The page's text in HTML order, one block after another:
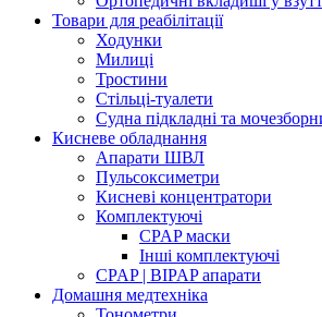
Товари для реабілітації
Ходунки
Милиці
Тростини
Стільці-туалети
Судна підкладні та
Кисневе обладнання
Апарати ШВЛ
Пульсоксиметри
Кисневі концентратори
Комплектуючі
CPAP маски
Інші комплектуючі
CPAP | BIPAP апарати
Домашня медтехніка